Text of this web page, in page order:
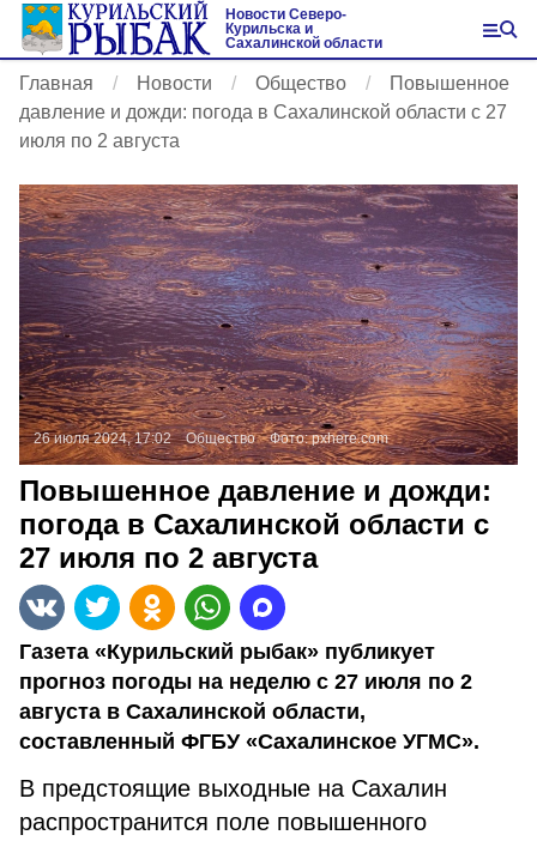
Новости Северо-
Курильска и
Сахалинской области
Главная Новости Общество
Повышенное
давление и дожди: погода в Сахалинской области с 27
июля по 2 августа
26 июля 2024, 17:02 Общество Фото:pxhere.com
Повышенное давление и дожди:
погода в Сахалинской области с
27 июля по 2 августа
Газета «Курильский рыбак» публикует
прогноз погоды на неделю с 27 июля по 2
августа в Сахалинской области,
составленный ФГБУ «Сахалинское УГМС».
В предстоящие выходные на Сахалин
распространится поле повышенного